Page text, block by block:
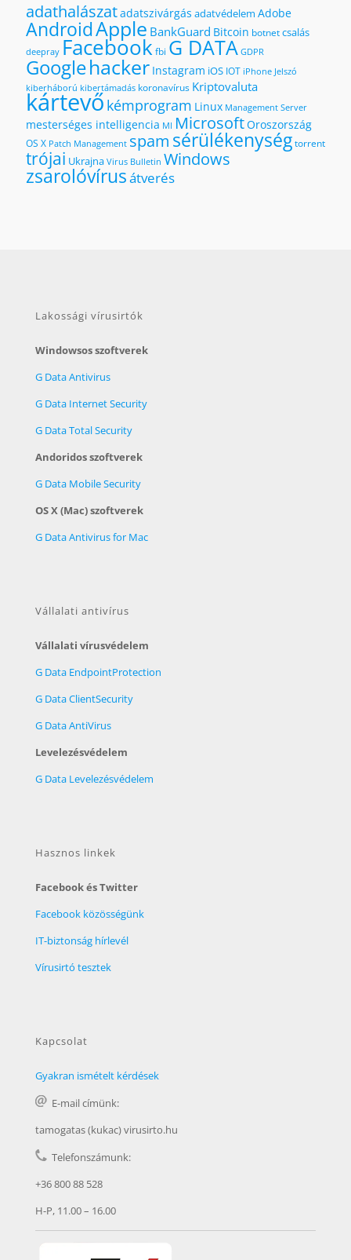
adathalászatadatszivárgás adatvédelem Adobe
AndroidApple BankGuard Bitcoin botnetcsalás
deepray Facebookfbi G DATA GDPR
Googlehacker Instagram iOS IOT iPhone Jelszó
kiberháború kibertámadás koronavírus Kriptovaluta
kártevő kémprogram Linux Management Server
mesterséges intelligencia MI MicrosoftOroszország
OS X Patch Management spam sérülékenységtorrent
trójai Ukrajna Virus Bulletin Windows
zsarolóvírusátverés
Lakossági vírusirtók
Windowsos szoftverek
G Data Antivirus
G Data Internet Security
G Data Total Security
Andoridos szoftverek
G Data Mobile Security
OS X (Mac) szoftverek
G Data Antivirus for Mac
Vállalati antivírus
Vállalati vírusvédelem
G Data EndpointProtection
G Data ClientSecurity
G Data AntiVirus
Levelezésvédelem
G Data Levelezésvédelem
Hasznos linkek
Facebook és Twitter
Facebook közösségünk
IT-biztonság hírlevél
Vírusirtó tesztek
Kapcsolat
Gyakran ismételt kérdések
E-mail címünk:
tamogatas (kukac) virusirto.hu
Telefonszámunk:
+36 800 88 528
H-P, 11.00 – 16.00